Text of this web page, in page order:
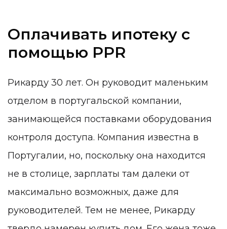
Оплачивать ипотеку с
помощью PPR
Рикарду 30 лет. Он руководит маленьким
отделом в португальской компании,
занимающейся поставками оборудования
контроля доступа. Компания известна в
Португалии, но, поскольку она находится
не в столице, зарплаты там далеки от
максимально возможных, даже для
руководителей. Тем не менее, Рикарду